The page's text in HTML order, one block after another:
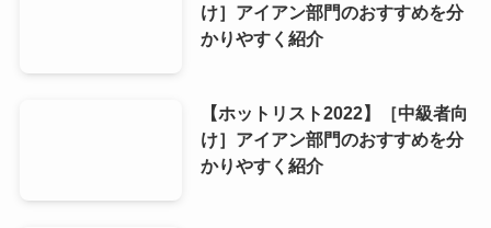
け］アイアン部門のおすすめを分
かりやすく紹介
【ホットリスト2022】［中級者向
け］アイアン部門のおすすめを分
かりやすく紹介